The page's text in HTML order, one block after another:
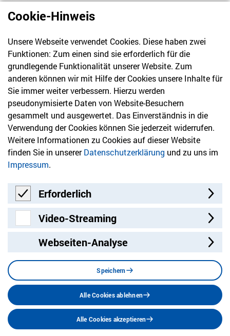
030 61 39 04 10
info@hvd-bb.de
Newsletter
Bleiben Sie mit unserem Newsletter auf dem aktuellsten
Stand mit Themen, die Sie interessieren.
Jetzt anmelden
Besuchen Sie uns auf:
Instagram
Datenschutz Impressum
Barrierefreiheit
Stellenangebote
Sitemap
Cookie-Hinweis
Unsere Webseite verwendet Cookies. Diese haben zwei
Funktionen: Zum einen sind sie erforderlich für die
grundlegende Funktionalität unserer Website. Zum
anderen können wir mit Hilfe der Cookies unsere Inhalte für
Sie immer weiter verbessern. Hierzu werden
pseudonymisierte Daten von Website-Besuchern
gesammelt und ausgewertet. Das Einverständnis in die
Verwendung der Cookies können Sie jederzeit widerrufen.
Weitere Informationen zu Cookies auf dieser Website
finden Sie in unsererDatenschutzerklärung und zu uns im
Impressum.
Erforderlich
Erforderlich
Video-Streaming
Video-Streaming
Webseiten-Analyse
Speichern
Alle Cookies ablehnen
Alle Cookies akzeptieren